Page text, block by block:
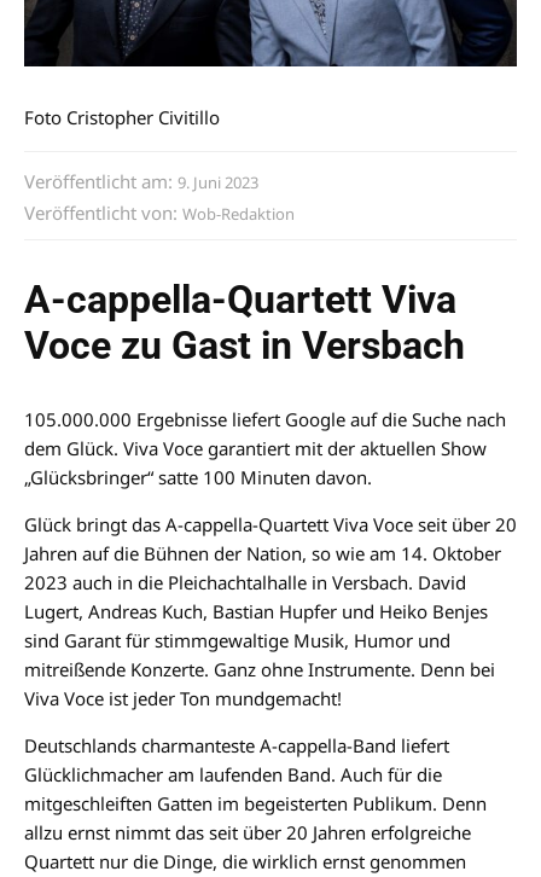
Foto Cristopher Civitillo
Veröffentlicht am: 9. Juni 2023
Veröffentlicht von: Wob-Redaktion
A-cappella-Quartett Viva
Voce zu Gast in Versbach
105.000.000 Ergebnisse liefert Google auf die Suche nach
dem Glück. Viva Voce garantiert mit der aktuellen Show
„Glücksbringer“ satte 100 Minuten davon.
Glück bringt das A-cappella-Quartett Viva Voce seit über 20
Jahren auf die Bühnen der Nation, so wie am 14. Oktober
2023 auch in die Pleichachtalhalle in Versbach. David
Lugert, Andreas Kuch, Bastian Hupfer und Heiko Benjes
sind Garant für stimmgewaltige Musik, Humor und
mitreißende Konzerte. Ganz ohne Instrumente. Denn bei
Viva Voce ist jeder Ton mundgemacht!
Deutschlands charmanteste A-cappella-Band liefert
Glücklichmacher am laufenden Band. Auch für die
mitgeschleiften Gatten im begeisterten Publikum. Denn
allzu ernst nimmt das seit über 20 Jahren erfolgreiche
Quartett nur die Dinge, die wirklich ernst genommen